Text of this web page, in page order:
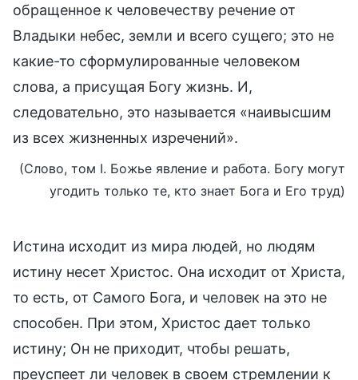
обращенное к человечеству речение от
Владыки небес, земли и всего сущего; это не
какие-то сформулированные человеком
слова, а присущая Богу жизнь. И,
следовательно, это называется «наивысшим
из всех жизненных изречений».
(Слово, том I. Божье явление и работа. Богу могут
угодить только те, кто знает Бога и Его труд)
Истина исходит из мира людей, но людям
истину несет Христос. Она исходит от Христа,
то есть, от Самого Бога, и человек на это не
способен. При этом, Христос дает только
истину; Он не приходит, чтобы решать,
преуспеет ли человек в своем стремлении к